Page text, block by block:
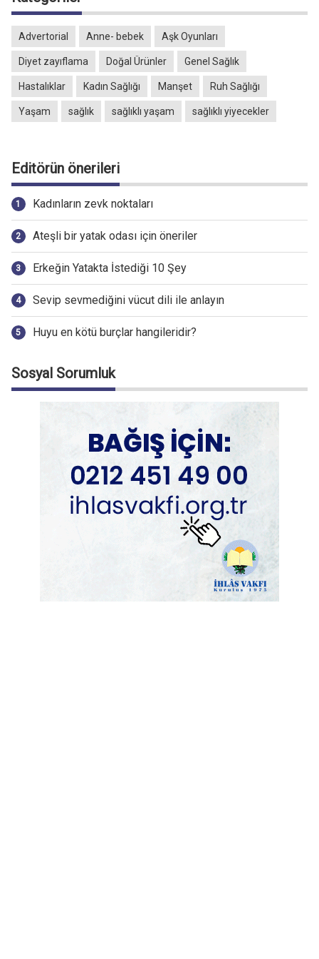
Advertorial Anne- bebek Aşk Oyunları
Diyet zayıflama Doğal Ürünler Genel Sağlık
Hastalıklar Kadın Sağlığı Manşet Ruh Sağlığı
Yaşam sağlık sağlıklı yaşam sağlıklı yiyecekler
Editörün önerileri
Kadınların zevk noktaları
Ateşli bir yatak odası için öneriler
Erkeğin Yatakta İstediği 10 Şey
Sevip sevmediğini vücut dili ile anlayın
Huyu en kötü burçlar hangileridir?
Sosyal Sorumluk